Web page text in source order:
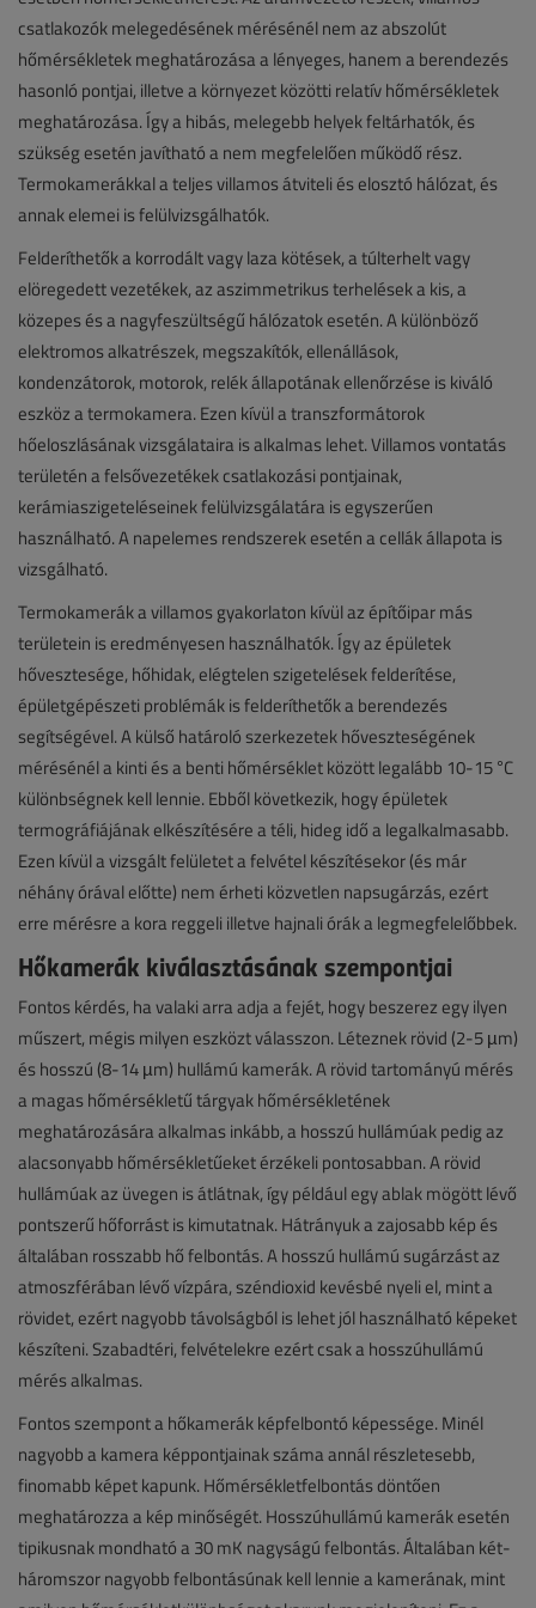
csatlakozók melegedésének mérésénél nem az abszolút
hőmérsékletek meghatározása a lényeges, hanem a berendezés
hasonló pontjai, illetve a környezet közötti relatív hőmérsékletek
meghatározása. Így a hibás, melegebb helyek feltárhatók, és
szükség esetén javítható a nem megfelelően működő rész.
Termokamerákkal a teljes villamos átviteli és elosztó hálózat, és
annak elemei is felülvizsgálhatók.
Felderíthetők a korrodált vagy laza kötések, a túlterhelt vagy
elöregedett vezetékek, az aszimmetrikus terhelések a kis, a
közepes és a nagyfeszültségű hálózatok esetén. A különböző
elektromos alkatrészek, megszakítók, ellenállások,
kondenzátorok, motorok, relék állapotának ellenőrzése is kiváló
eszköz a termokamera. Ezen kívül a transzformátorok
hőeloszlásának vizsgálataira is alkalmas lehet. Villamos vontatás
területén a felsővezetékek csatlakozási pontjainak,
kerámiaszigeteléseinek felülvizsgálatára is egyszerűen
használható. A napelemes rendszerek esetén a cellák állapota is
vizsgálható.
Termokamerák a villamos gyakorlaton kívül az építőipar más
területein is eredményesen használhatók. Így az épületek
hővesztesége, hőhidak, elégtelen szigetelések felderítése,
épületgépészeti problémák is felderíthetők a berendezés
segítségével. A külső határoló szerkezetek hőveszteségének
mérésénél a kinti és a benti hőmérséklet között legalább 10-15 °C
különbségnek kell lennie. Ebből következik, hogy épületek
termográfiájának elkészítésére a téli, hideg idő a legalkalmasabb.
Ezen kívül a vizsgált felületet a felvétel készítésekor (és már
néhány órával előtte) nem érheti közvetlen napsugárzás, ezért
erre mérésre a kora reggeli illetve hajnali órák a legmegfelelőbbek.
Hőkamerák kiválasztásának szempontjai
Fontos kérdés, ha valaki arra adja a fejét, hogy beszerez egy ilyen
műszert, mégis milyen eszközt válasszon. Léteznek rövid (2-5 µm)
és hosszú (8-14 µm) hullámú kamerák. A rövid tartományú mérés
a magas hőmérsékletű tárgyak hőmérsékletének
meghatározására alkalmas inkább, a hosszú hullámúak pedig az
alacsonyabb hőmérsékletűeket érzékeli pontosabban. A rövid
hullámúak az üvegen is átlátnak, így például egy ablak mögött lévő
pontszerű hőforrást is kimutatnak. Hátrányuk a zajosabb kép és
általában rosszabb hő felbontás. A hosszú hullámú sugárzást az
atmoszférában lévő vízpára, széndioxid kevésbé nyeli el, mint a
rövidet, ezért nagyobb távolságból is lehet jól használható képeket
készíteni. Szabadtéri, felvételekre ezért csak a hosszúhullámú
mérés alkalmas.
Fontos szempont a hőkamerák képfelbontó képessége. Minél
nagyobb a kamera képpontjainak száma annál részletesebb,
finomabb képet kapunk. Hőmérsékletfelbontás döntően
meghatározza a kép minőségét. Hosszúhullámú kamerák esetén
tipikusnak mondható a 30 mK nagyságú felbontás. Általában két-
háromszor nagyobb felbontásúnak kell lennie a kamerának, mint